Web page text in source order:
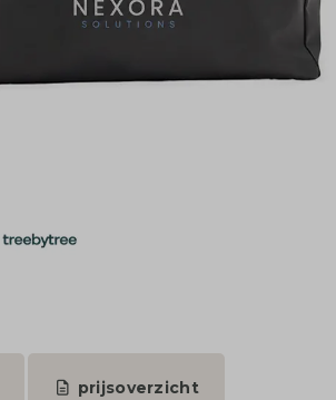
prijsoverzicht